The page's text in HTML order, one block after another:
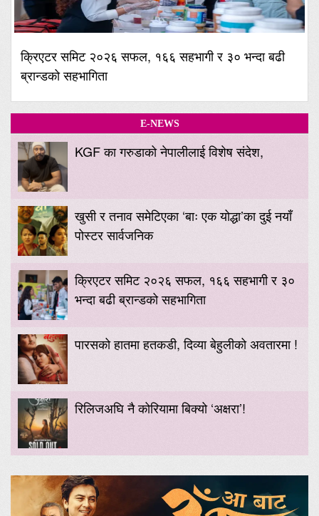
क्रिएटर समिट २०२६ सफल, १६६ सहभागी र ३० भन्दा बढी
ब्रान्डको सहभागिता
E-NEWS
KGF का गरुडाको नेपालीलाई विशेष संदेश,
खुसी र तनाव समेटिएका ‘बाः एक योद्धा’का दुई नयाँ
पोस्टर सार्वजनिक
क्रिएटर समिट २०२६ सफल, १६६ सहभागी र ३०
भन्दा बढी ब्रान्डको सहभागिता
पारसको हातमा हतकडी, दिव्या बेहुलीको अवतारमा !
रिलिजअघि नै कोरियामा बिक्यो ‘अक्षरा’!